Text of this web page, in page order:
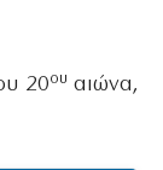
20ου αιώνα,